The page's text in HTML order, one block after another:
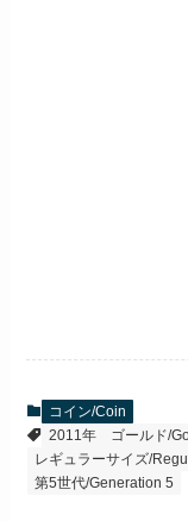
コイン/Coin
2011年
ゴールド/
レギュラーサイズ/
第5世代/Generation 5